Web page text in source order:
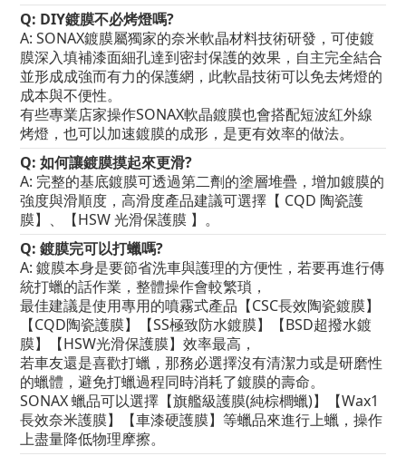
Q: DIY鍍膜不必烤燈嗎?
A: SONAX鍍膜屬獨家的奈米軟晶材料技術研發，可使鍍
膜深入填補漆面細孔達到密封保護的效果，自主完全結合
並形成成強而有力的保護網，此軟晶技術可以免去烤燈的
成本與不便性。
有些專業店家操作SONAX軟晶鍍膜也會搭配短波紅外線
烤燈，也可以加速鍍膜的成形，是更有效率的做法。
Q: 如何讓鍍膜摸起來更滑?
A: 完整的基底鍍膜可透過第二劑的塗層堆疊，增加鍍膜的
強度與滑順度，高滑度產品建議可選擇【 CQD 陶瓷護
膜】、【HSW 光滑保護膜 】。
Q: 鍍膜完可以打蠟嗎?
A: 鍍膜本身是要節省洗車與護理的方便性，若要再進行傳
統打蠟的話作業，整體操作會較繁瑣，
最佳建議是使用專用的噴霧式產品【CSC長效陶瓷鍍膜】
【CQD陶瓷護膜】【SS極致防水鍍膜】【BSD超撥水鍍
膜】【HSW光滑保護膜】效率最高，
若車友還是喜歡打蠟，那務必選擇沒有清潔力或是研磨性
的蠟體，避免打蠟過程同時消耗了鍍膜的壽命。
SONAX 蠟品可以選擇【旗艦級護膜(純棕櫚蠟)】【Wax1
長效奈米護膜】【車漆硬護膜】等蠟品來進行上蠟，操作
上盡量降低物理摩擦。